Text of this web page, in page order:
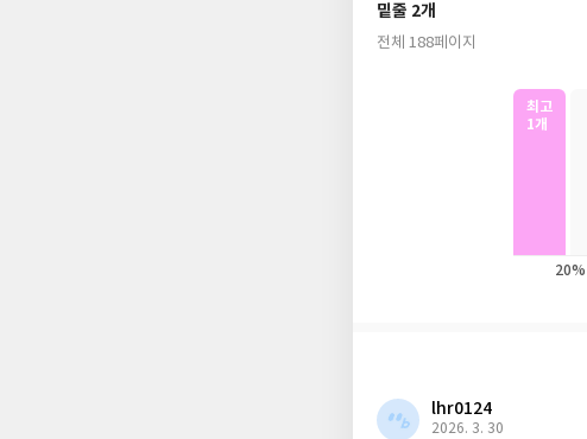
도 다른 어휘가 자주 헷갈리
나는 맵고, 짜고, 때론 순하
특히 성격이 정반대인 매운
평하였으며, 사랑스럽고 유
이, 비빔이, 컵라면 등 상상
밑줄 2개
전체 188페이지
최고
1개
20%
lhr0124
2026. 3. 30